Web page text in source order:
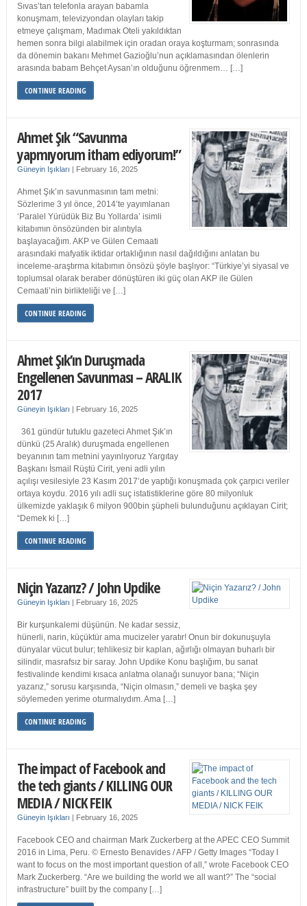
Sıvas’tan telefonla arayan babamla
konuşmam, televizyondan olayları takip
etmeye çalışmam, Madımak Oteli yakıldıktan
hemen sonra bilgi alabilmek için oradan oraya koşturmam; sonrasında
da dönemin bakanı Mehmet Gazioğlu’nun açıklamasından ölenlerin
arasında babam Behçet Aysan’ın olduğunu öğrenmem… […]
CONTINUE READING
Ahmet Şık “Savunma
yapmıyorum itham ediyorum!”
Güneyin Işıkları | February 16, 2025
Ahmet Şık’ın savunmasının tam metni:
Sözlerime 3 yıl önce, 2014’te yayımlanan
‘Paralel Yürüdük Biz Bu Yollarda’ isimli
kitabımın önsözünden bir alıntıyla
başlayacağım. AKP ve Gülen Cemaati
arasındaki mafyatik iktidar ortaklığının nasıl dağıldığını anlatan bu
inceleme-araştırma kitabımın önsözü şöyle başlıyor: “Türkiye’yi siyasal ve
toplumsal olarak beraber dönüştüren iki güç olan AKP ile Gülen
Cemaati’nin birlikteliği ve […]
CONTINUE READING
Ahmet Şık’ın Duruşmada
Engellenen Savunması – ARALIK
2017
Güneyin Işıkları | February 16, 2025
361 gündür tutuklu gazeteci Ahmet Şık’ın
dünkü (25 Aralık) duruşmada engellenen
beyanının tam metnini yayınlıyoruz Yargıtay
Başkanı İsmail Rüştü Cirit, yeni adli yılın
açılışı vesilesiyle 23 Kasım 2017’de yaptığı konuşmada çok çarpıcı veriler
ortaya koydu. 2016 yılı adli suç istatistiklerine göre 80 milyonluk
ülkemizde yaklaşık 6 milyon 900bin şüpheli bulunduğunu açıklayan Cirit;
“Demek ki […]
CONTINUE READING
Niçin Yazarız? / John Updike
Güneyin Işıkları | February 16, 2025
Bir kurşunkalemi düşünün. Ne kadar sessiz,
hünerli, narin, küçüktür ama mucizeler yaratır! Onun bir dokunuşuyla
dünyalar vücut bulur; tehlikesiz bir kaplan, ağırlığı olmayan buharlı bir
silindir, masrafsız bir saray. John Updike Konu başlığım, bu sanat
festivalinde kendimi kısaca anlatma olanağı sunuyor bana; “Niçin
yazarız,” sorusu karşısında, “Niçin olmasın,” demeli ve başka şey
söylemeden yerime oturmalıydım. Ama […]
CONTINUE READING
The impact of Facebook and
the tech giants / KILLING OUR
MEDIA / NICK FEIK
Güneyin Işıkları | February 16, 2025
Facebook CEO and chairman Mark Zuckerberg at the APEC CEO Summit
2016 in Lima, Peru. © Ernesto Benavides / AFP / Getty Images “Today I
want to focus on the most important question of all,” wrote Facebook CEO
Mark Zuckerberg. “Are we building the world we all want?” The “social
infrastructure” built by the company […]